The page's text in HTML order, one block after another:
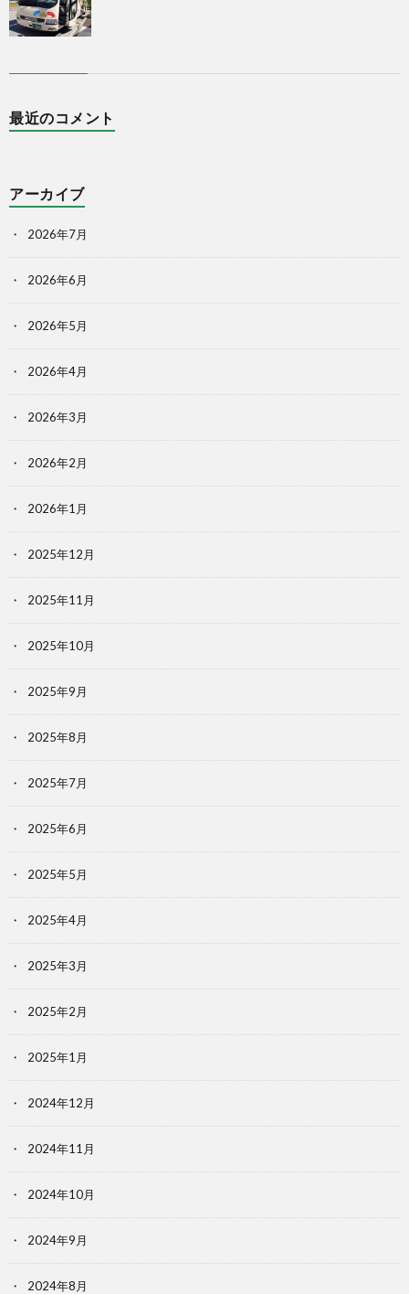
最近のコメント
アーカイブ
2026年7月
2026年6月
2026年5月
2026年4月
2026年3月
2026年2月
2026年1月
2025年12月
2025年11月
2025年10月
2025年9月
2025年8月
2025年7月
2025年6月
2025年5月
2025年4月
2025年3月
2025年2月
2025年1月
2024年12月
2024年11月
2024年10月
2024年9月
2024年8月